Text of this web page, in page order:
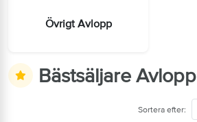
Övrigt Avlopp
Bästsäljare Avlopp
Sortera efter: